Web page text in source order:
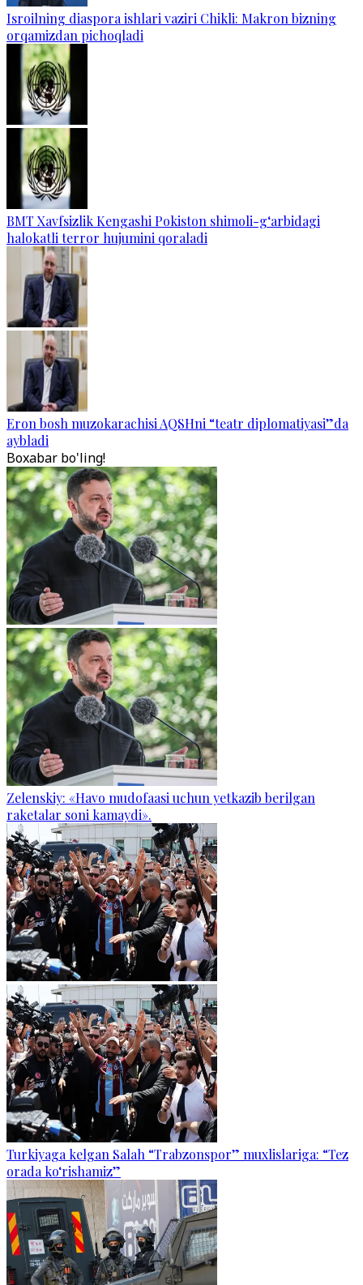
Isroilning diaspora ishlari vaziri Chikli: Makron bizning
orqamizdan pichoqladi
BMT Xavfsizlik Kengashi Pokiston shimoli-g‘arbidagi
halokatli terror hujumini qoraladi
Eron bosh muzokarachisi AQSHni “teatr diplomatiyasi”da
aybladi
Boxabar bo'ling!
Zelenskiy: «Havo mudofaasi uchun yetkazib berilgan
raketalar soni kamaydi».
Turkiyaga kelgan Salah “Trabzonspor” muxlislariga: “Tez
orada ko‘rishamiz”